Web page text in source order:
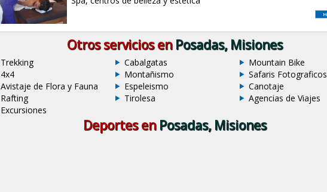
Otros servicios en Posadas, Misiones
Trekking Cabalgatas
Mountain Bike
4x4
Montañismo
Safaris Fotograficos
Avistaje de Flora y Fauna
Espeleismo
Canotaje
Rafting
Tirolesa
Agencias de Viajes
Excursiones
Deportes en Posadas, Misiones